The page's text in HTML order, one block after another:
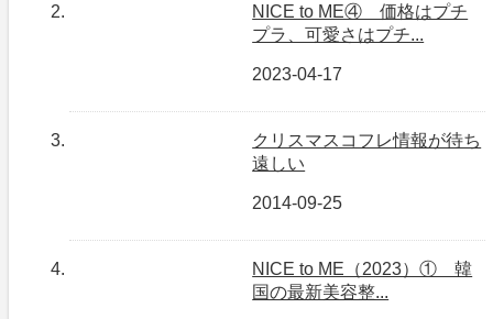
NICE to ME④ 価格はプチ
プラ、可愛さはプチ...
2023-04-17
クリスマスコフレ情報が待ち
遠しい
2014-09-25
NICE to ME（2023）① 韓
国の最新美容整...